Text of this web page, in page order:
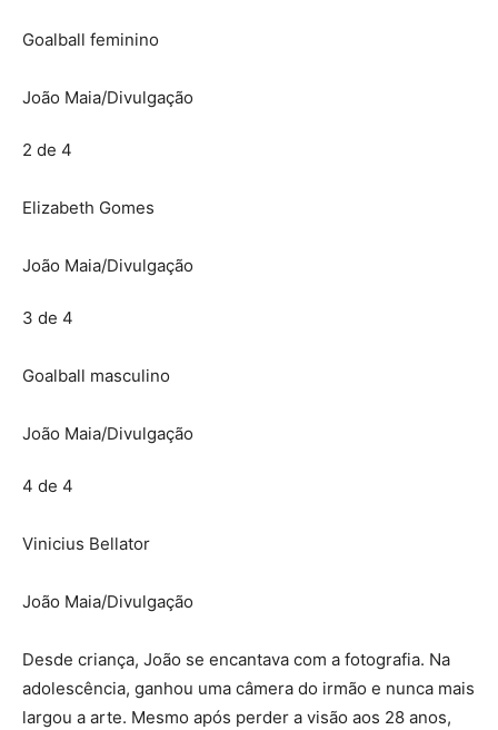
Goalball feminino
João Maia/Divulgação
2 de 4
Elizabeth Gomes
João Maia/Divulgação
3 de 4
Goalball masculino
João Maia/Divulgação
4 de 4
Vinicius Bellator
João Maia/Divulgação
Desde criança, João se encantava com a fotografia. Na
adolescência, ganhou uma câmera do irmão e nunca mais
largou a arte. Mesmo após perder a visão aos 28 anos,